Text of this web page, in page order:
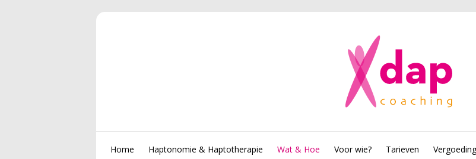
Home Haptonomie & Haptotherapie Wat & Hoe Voor wie? Tarieven